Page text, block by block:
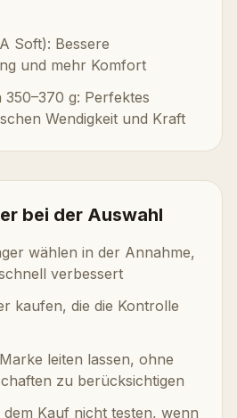
Soft): Bessere
und mehr Komfort
g: Perfektes
Wendigkeit und Kraft
bei der Auswahl
wählen in der Annahme,
verbessert
kaufen, die die Kontrolle
leiten lassen, ohne
zu berücksichtigen
Kauf nicht testen, wenn